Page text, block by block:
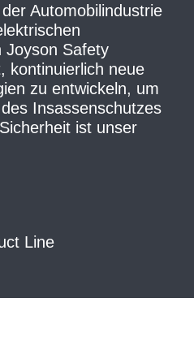
Automobilindustrie
Joyson Safety
kontinuierlich neue
zu entwickeln, um
Insassenschutzes
ist unser
Line